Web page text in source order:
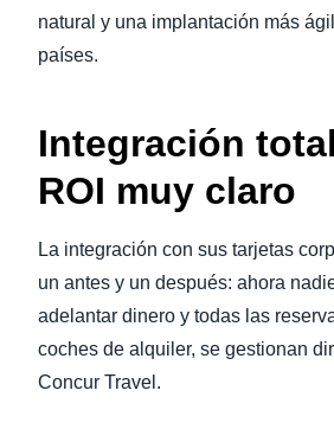
natural y una implantación más
países.
Integración
ROI muy claro
La integración con sus tarjetas
un antes y un después: ahora
adelantar dinero y todas las
coches de alquiler, se gestionan
Concur Travel.